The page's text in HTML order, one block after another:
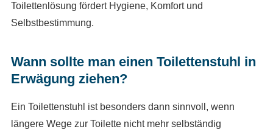
Toilettenlösung fördert Hygiene, Komfort und
Selbstbestimmung.
Wann sollte man einen Toilettenstuhl in
Erwägung ziehen?
Ein Toilettenstuhl ist besonders dann sinnvoll, wenn
längere Wege zur Toilette nicht mehr selbständig